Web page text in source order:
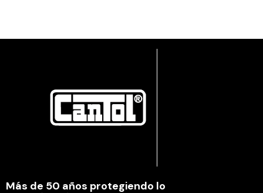
Más de 50 años protegiendo lo